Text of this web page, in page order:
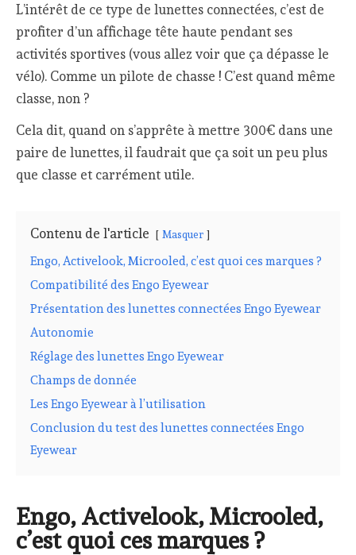
L’intérêt de ce type de lunettes connectées, c’est de
profiter d’un affichage tête haute pendant ses
activités sportives (vous allez voir que ça dépasse le
vélo). Comme un pilote de chasse ! C’est quand même
classe, non ?
Cela dit, quand on s’apprête à mettre 300€ dans une
paire de lunettes, il faudrait que ça soit un peu plus
que classe et carrément utile.
Contenu de l'article Masquer
Engo, Activelook, Microoled, c’est quoi ces marques ?
Compatibilité des Engo Eyewear
Présentation des lunettes connectées Engo Eyewear
Autonomie
Réglage des lunettes Engo Eyewear
Champs de donnée
Les Engo Eyewear à l’utilisation
Conclusion du test des lunettes connectées Engo
Eyewear
Engo, Activelook, Microoled,
c’est quoi ces marques ?